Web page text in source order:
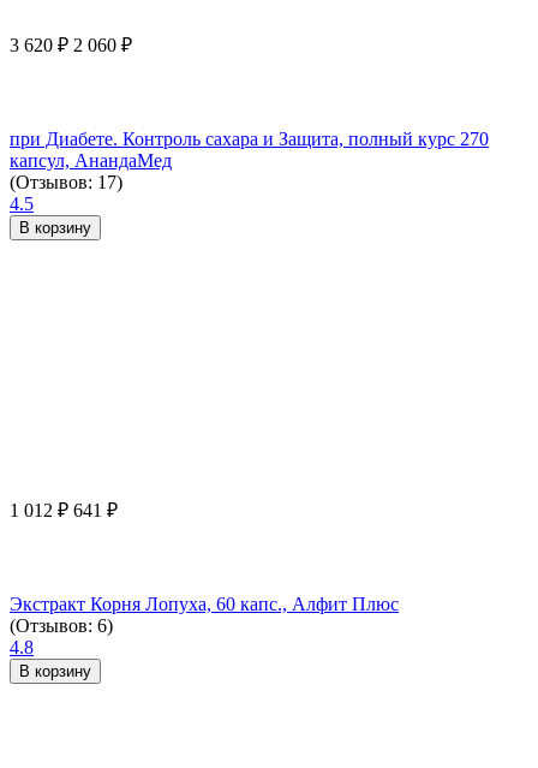
3 620 ₽ 2 060 ₽
при Диабете. Контроль сахара и Защита, полный курс 270
капсул, АнандаМед
(Отзывов: 17)
4.5
В корзину
1 012 ₽ 641 ₽
Экстракт Корня Лопуха, 60 капс., Алфит Плюс
(Отзывов: 6)
4.8
В корзину